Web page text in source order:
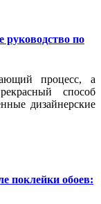
по
процесс, а
способ
дизайнерские
поклейки обоев: